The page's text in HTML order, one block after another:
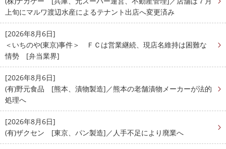
上旬にマルワ渡辺水産によるテナント出店へ変更済み
[2026年8月6日]
＜いちのや(東京)事件＞ ＦＣは営業継続、現店名維持は困難な
情勢 [弁当業界]
[2026年8月6日]
(有)野元食品 [熊本、漬物製造]／熊本の老舗漬物メーカーが法的
処理へ
[2026年8月6日]
(有)ザクセン [東京、パン製造]／人手不足により廃業へ